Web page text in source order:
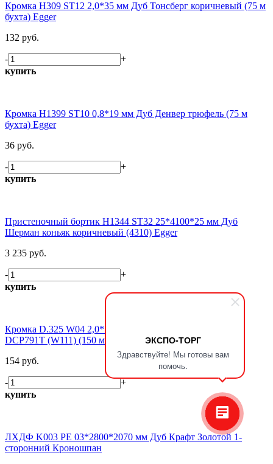
ЭКСПО-ТОРГ
Здравствуйте! Мы готовы вам
помочь.
Кромка H309 ST12 2,0*35 мм Дуб Тонсберг коричневый (75 м
бухта) Egger
132 руб.
-
+
купить
Кромка H1399 ST10 0,8*19 мм Дуб Денвер трюфель (75 м
бухта) Egger
36 руб.
-
+
купить
Пристеночный бортик H1344 ST32 25*4100*25 мм Дуб
Шерман коньяк коричневый (4310) Egger
3 235 руб.
-
+
купить
Кромка D.325 W04 2,0*19 мм Дуб Белозерский снежный
DCP791T (W111) (150 м бухта) Dollken
154 руб.
-
+
купить
ЛХДФ K003 PE 03*2800*2070 мм Дуб Крафт Золотой 1-
сторонний Кроношпан